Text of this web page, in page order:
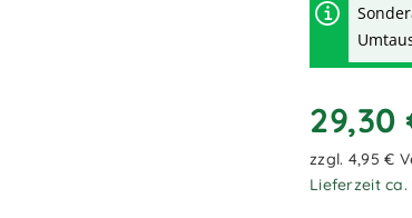
5,00m /
29,30
zzgl. 4,95 €
Lieferzeit ca.